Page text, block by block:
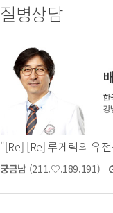
질병상담
"[Re] [Re] 루게릭의 유
궁금남(211.♡.189.191)